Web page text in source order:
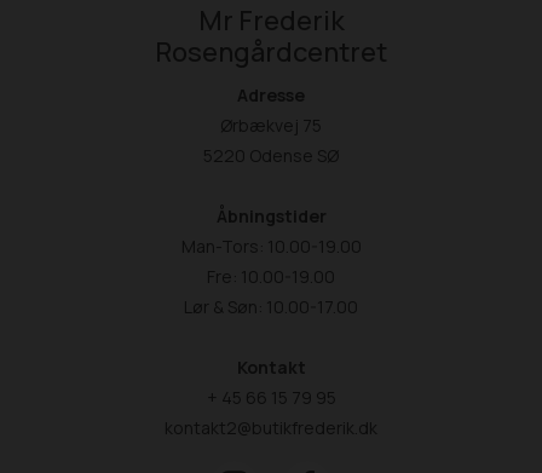
Mr Frederik
Rosengårdcentret
Adresse
Ørbækvej 75
5220 Odense SØ
Åbningstider
Man-Tors: 10.00-19.00
Fre: 10.00-19.00
Lør & Søn: 10.00-17.00
Kontakt
+ 45 66 15 79 95
kontakt2@butikfrederik.dk